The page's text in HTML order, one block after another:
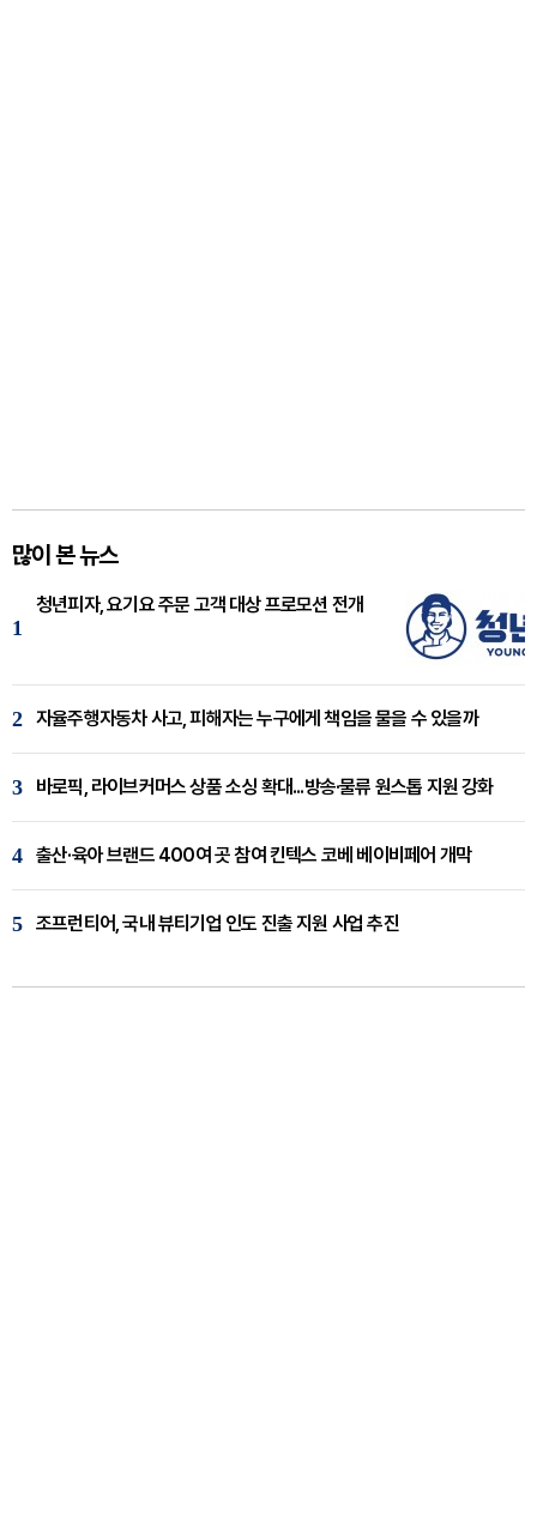
많이 본 뉴스
1
청년피자, 요기요 주문 고객 대상 프로모션 전개
2 자율주행자동차 사고, 피해자는 누구에게 책임을 물을 수 있을까
3 바로픽, 라이브커머스 상품 소싱 확대...방송·물류 원스톱 지원 강화
4 출산·육아 브랜드 400여 곳 참여 킨텍스 코베 베이비페어 개막
5 조프런티어, 국내 뷰티기업 인도 진출 지원 사업 추진